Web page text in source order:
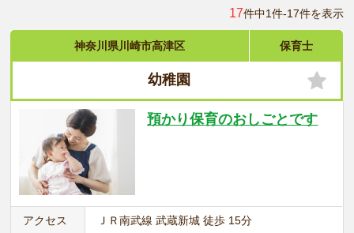
17件中1件-17件を表示
神奈川県川崎市高津区 保育士
幼稚園
預かり保育のおしごとです
アクセス ＪＲ南武線 武蔵新城 徒歩 15分